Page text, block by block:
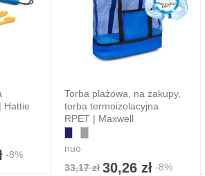
Hattie
-8%
Torba plażowa, na zakupy,
torba termoizolacyjna
RPET | Maxwell
nuo
33,17 zł 30,26 zł -8%